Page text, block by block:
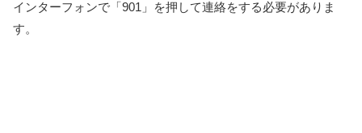
インターフォンで「901」を押して連絡をする必要がありま
す。